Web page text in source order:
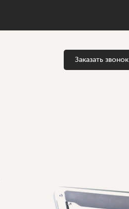
Заказать звонок